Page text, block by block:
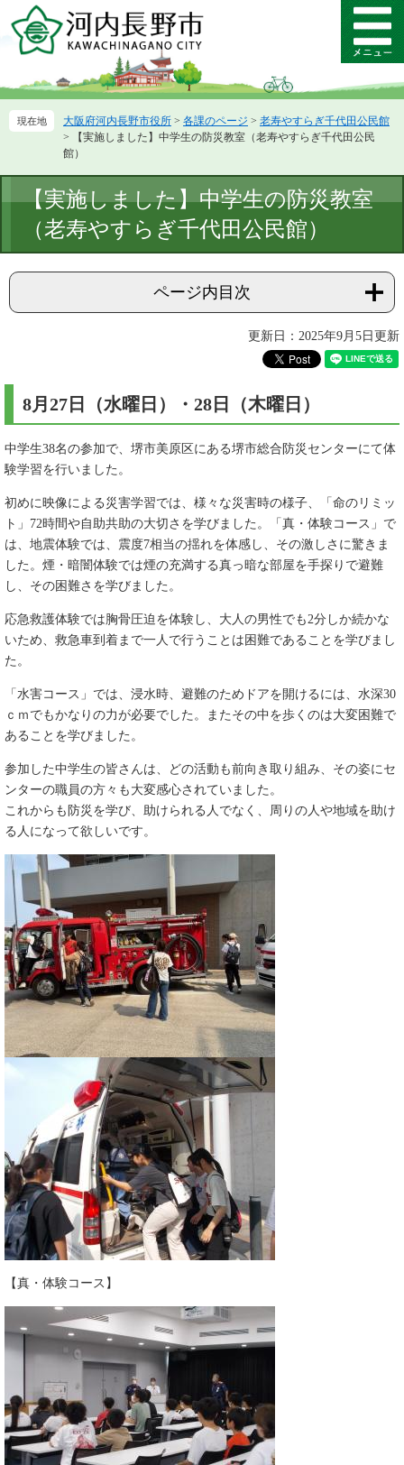
ー
先
ニ
を
本
文
メ
ニ
ー
大阪府河内長野市役所 > 各課のページ > 老寿やすらぎ千代田公民館
>
【実施しました】中学生の防災教室（老寿やすらぎ千代田公民
館）
文
【実施しました】中学生の防災教室
（老寿やすらぎ千代田公民館）
ページ内目次
更新日：2025年9月5日更新
8月27日（水曜日）・28日（木曜日）
中学生38名の参加で、堺市美原区にある堺市総合防災センターにて体
験学習を行いました。
初めに映像による災害学習では、様々な災害時の様子、「命のリミッ
ト」72時間や自助共助の大切さを学びました。「真・体験コース」で
は、地震体験では、震度7相当の揺れを体感し、その激しさに驚きま
した。煙・暗闇体験では煙の充満する真っ暗な部屋を手探りで避難
し、その困難さを学びました。
応急救護体験では胸骨圧迫を体験し、大人の男性でも2分しか続かな
いため、救急車到着まで一人で行うことは困難であることを学びまし
た。
「水害コース」では、浸水時、避難のためドアを開けるには、水深30
ｃｍでもかなりの力が必要でした。またその中を歩くのは大変困難で
あることを学びました。
参加した中学生の皆さんは、どの活動も前向き取り組み、その姿にセ
ンターの職員の方々も大変感心されていました。
これからも防災を学び、助けられる人でなく、周りの人や地域を助け
る人になって欲しいです。
【真・体験コース】